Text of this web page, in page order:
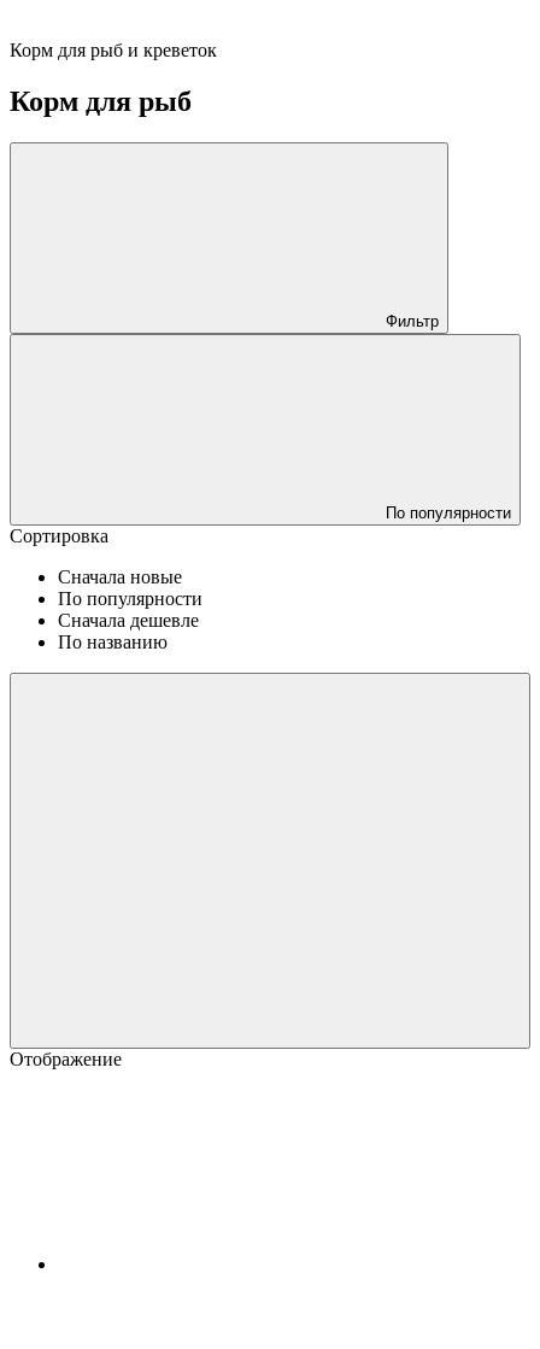
Корм для рыб и креветок
Корм для рыб
Фильтр
По популярности
Сортировка
Сначала новые
По популярности
Сначала дешевле
По названию
Отображение